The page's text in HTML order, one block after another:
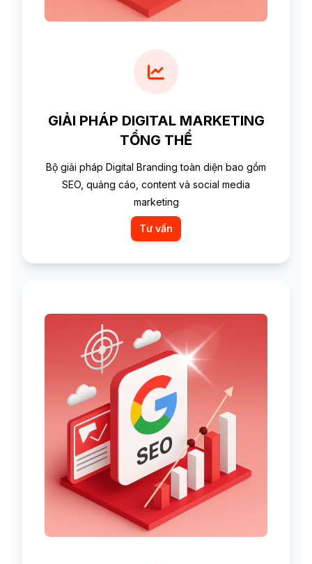
GIẢI PHÁP DIGITAL MARKETING
TỔNG THỂ
Bộ giải pháp Digital Branding toàn diện bao gồm
SEO, quảng cáo, content và social media
marketing
Tư vấn